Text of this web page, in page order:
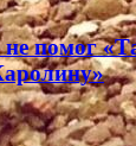
помог